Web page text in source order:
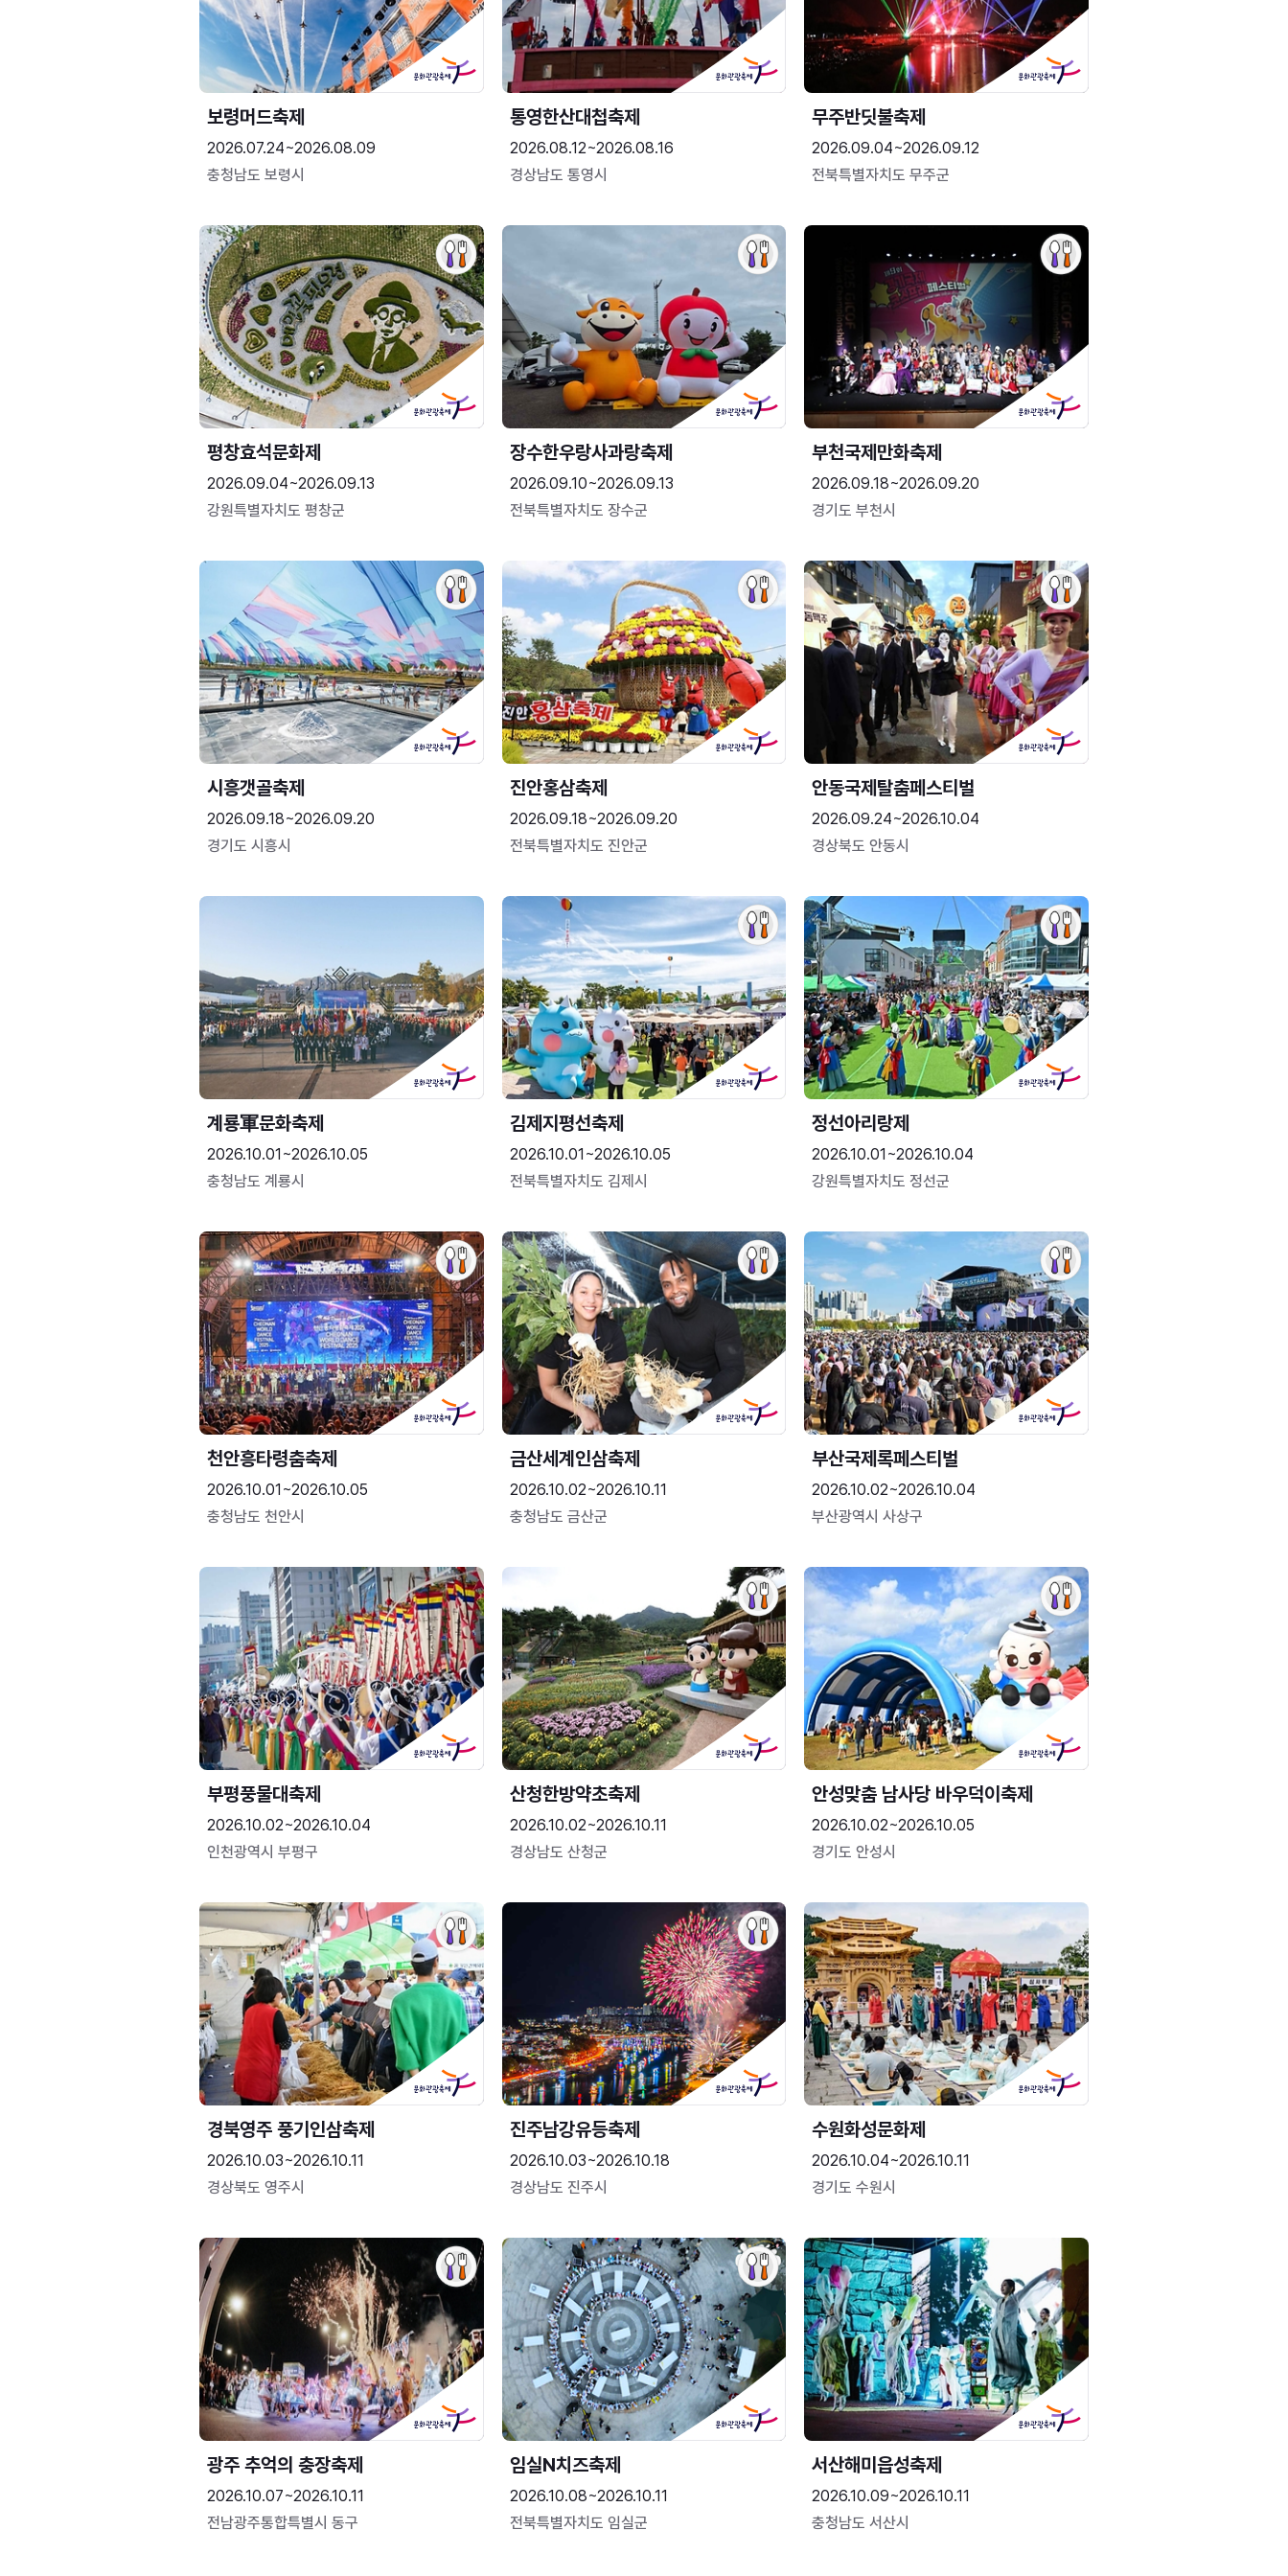
보령머드축제
2026.07.24~2026.08.09
충청남도 보령시
통영한산대첩축제
2026.08.12~2026.08.16
경상남도 통영시
무주반딧불축제
2026.09.04~2026.09.12
전북특별자치도 무주군
평창효석문화제
2026.09.04~2026.09.13
강원특별자치도 평창군
장수한우랑사과랑축제
2026.09.10~2026.09.13
전북특별자치도 장수군
부천국제만화축제
2026.09.18~2026.09.20
경기도 부천시
시흥갯골축제
2026.09.18~2026.09.20
경기도 시흥시
진안홍삼축제
2026.09.18~2026.09.20
전북특별자치도 진안군
안동국제탈춤페스티벌
2026.09.24~2026.10.04
경상북도 안동시
2026.10.01~2026.10.05
충청남도 계룡시
김제지평선축제
2026.10.01~2026.10.05
전북특별자치도 김제시
정선아리랑제
2026.10.01~2026.10.04
강원특별자치도 정선군
천안흥타령춤축제
2026.10.01~2026.10.05
충청남도 천안시
금산세계인삼축제
2026.10.02~2026.10.11
충청남도 금산군
부산국제록페스티벌
2026.10.02~2026.10.04
부산광역시 사상구
부평풍물대축제
2026.10.02~2026.10.04
인천광역시 부평구
산청한방약초축제
2026.10.02~2026.10.11
경상남도 산청군
안성맞춤 남사당 바우덕이축제
2026.10.02~2026.10.05
경기도 안성시
경북영주 풍기인삼축제
2026.10.03~2026.10.11
경상북도 영주시
진주남강유등축제
2026.10.03~2026.10.18
경상남도 진주시
수원화성문화제
2026.10.04~2026.10.11
경기도 수원시
광주 추억의 충장축제
2026.10.07~2026.10.11
전남광주통합특별시 동구
임실N치즈축제
2026.10.08~2026.10.11
전북특별자치도 임실군
서산해미읍성축제
2026.10.09~2026.10.11
충청남도 서산시